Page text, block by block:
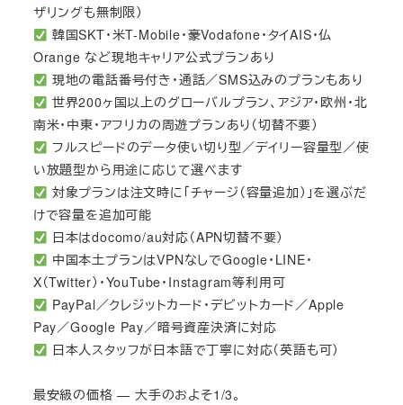
ザリングも無制限）
韓国SKT・米T-Mobile・豪Vodafone・タイAIS・仏
Orange など現地キャリア公式プランあり
現地の電話番号付き・通話／SMS込みのプランもあり
世界200ヶ国以上のグローバルプラン、アジア・欧州・北
南米・中東・アフリカの周遊プランあり（切替不要）
フルスピードのデータ使い切り型／デイリー容量型／使
い放題型から用途に応じて選べます
対象プランは注文時に「チャージ（容量追加）」を選ぶだ
けで容量を追加可能
日本はdocomo/au対応（APN切替不要）
中国本土プランはVPNなしでGoogle・LINE・
X（Twitter）・YouTube・Instagram等利用可
PayPal／クレジットカード・デビットカード／Apple
Pay／Google Pay／暗号資産決済に対応
日本人スタッフが日本語で丁寧に対応（英語も可）
最安級の価格 — 大手のおよそ1/3。